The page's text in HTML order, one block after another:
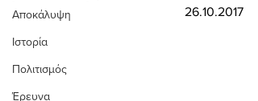
Αποκάλυψη
Ιστορία
Πολιτισμός
Έρευνα
26.10.2017